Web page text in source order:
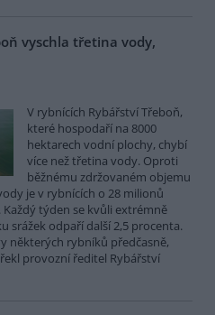
vyschla třetina vody,
V rybnících Rybářství Třeboň,
které hospodaří na 8000
hektarech vodní plochy, chybí
více než třetina vody. Oproti
běžnému zdržovaném objemu
je v rybnících o 28 milionů
týden se kvůli extrémně
srážek odpaří další 2,5 procenta.
některých rybníků předčasně,
provozní ředitel Rybářství